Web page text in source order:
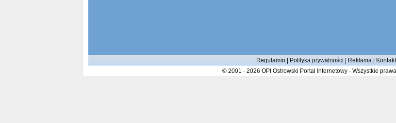
Regulamin Polityka prywatności Reklama
Kontakt
© 2001 - 2026 OPI Ostrowski Portal Internetowy - Wszystkie